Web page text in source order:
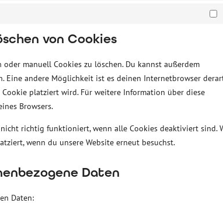
von Cookies
manuell Cookies zu löschen. Du kannst außerdem
Eine andere Möglichkeit ist es deinen Internetbrowser
platziert wird. Für weitere Information über diese
Browsers.
richtig funktioniert, wenn alle Cookies deaktiviert sind.
wenn du unsere Website erneut besuchst.
Daten
Daten: